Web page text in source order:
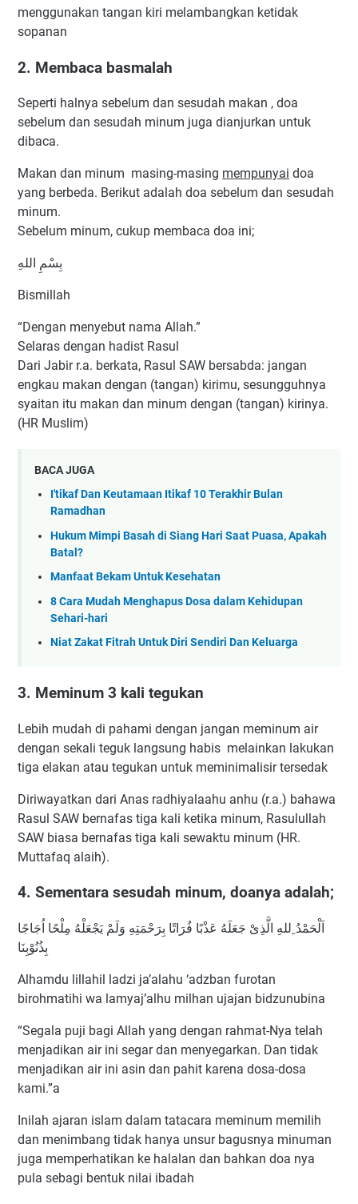
menggunakan tangan kiri melambangkan ketidak
sopanan
2. Membaca basmalah
Seperti halnya sebelum dan sesudah makan , doa
sebelum dan sesudah minum juga dianjurkan untuk
dibaca.
Makan dan minum masing-masing mempunyai doa
yang berbeda. Berikut adalah doa sebelum dan sesudah
minum.
Sebelum minum, cukup membaca doa ini;
بِسْمِ اللهِ
Bismillah
“Dengan menyebut nama Allah.”
Selaras dengan hadist Rasul
Dari Jabir r.a. berkata, Rasul SAW bersabda: jangan
engkau makan dengan (tangan) kirimu, sesungguhnya
syaitan itu makan dan minum dengan (tangan) kirinya.
(HR Muslim)
BACA JUGA
I'tikaf Dan Keutamaan Itikaf 10 Terakhir Bulan
Ramadhan
Hukum Mimpi Basah di Siang Hari Saat Puasa, Apakah
Batal?
Manfaat Bekam Untuk Kesehatan
8 Cara Mudah Menghapus Dosa dalam Kehidupan
Sehari-hari
Niat Zakat Fitrah Untuk Diri Sendiri Dan Keluarga
3. Meminum 3 kali tegukan
Lebih mudah di pahami dengan jangan meminum air
dengan sekali teguk langsung habis melainkan lakukan
tiga elakan atau tegukan untuk meminimalisir tersedak
Diriwayatkan dari Anas radhiyalaahu anhu (r.a.) bahawa
Rasul SAW bernafas tiga kali ketika minum, Rasulullah
SAW biasa bernafas tiga kali sewaktu minum (HR.
Muttafaq alaih).
4. Sementara sesudah minum, doanya adalah;
اَلْحَمْدُ ِللهِ الَّذِىْ جَعَلَهُ عَذْبًا فُرَاتًا بِرَحْمَتِهِ وَلَمْ يَجْعَلْهُ مِلْحًا اُجَاجًا
بِذُنُوْبِنَا
Alhamdu lillahil ladzi ja’alahu ‘adzban furotan
birohmatihi wa lamyaj’alhu milhan ujajan bidzunubina
“Segala puji bagi Allah yang dengan rahmat-Nya telah
menjadikan air ini segar dan menyegarkan. Dan tidak
menjadikan air ini asin dan pahit karena dosa-dosa
kami.”a
Inilah ajaran islam dalam tatacara meminum memilih
dan menimbang tidak hanya unsur bagusnya minuman
juga memperhatikan ke halalan dan bahkan doa nya
pula sebagi bentuk nilai ibadah